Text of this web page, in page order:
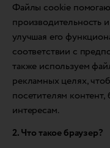
Файлы cookie
производительность
улучшая его
соответствии с
также используем
рекламных целях,
посетителям
интересам.
2. Что такое браузер?